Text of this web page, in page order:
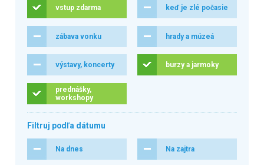
vstup zdarma keď je zlé počasie
zábava vonku hrady a múzeá
výstavy, koncerty burzy a jarmoky
prednášky,
workshopy
Filtruj podľa dátumu
Na dnes Na zajtra